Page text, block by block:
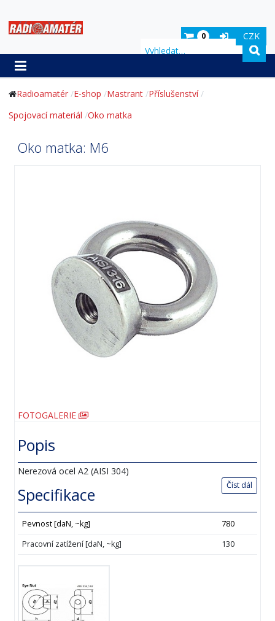
CZK
0
Hledat
Radioamatér E-shop Mastrant Příslušenství
Spojovací materiál Oko matka
Oko matka: M6
FOTOGALERIE
Popis
Nerezová ocel A2 (AISI 304)
Číst dál
Specifikace
Pevnost [daN, ~kg]
780
Pracovní zatížení [daN, ~kg]
130